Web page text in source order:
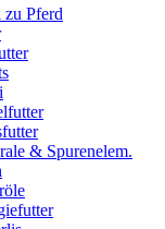
Pferd
& Spurenelem.